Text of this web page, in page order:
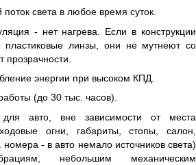
света в любое время суток.
- нет нагрева. Если в конструкции
пластиковые линзы, они не мутнеют со
энергии при высоком КПД.
(до 30 тыс. часов).
авто, вне зависимости от места
огни, габариты, стопы, салон,
номера - в авто немало источников света)
небольшим механическим